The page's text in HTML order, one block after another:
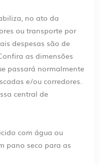
no ato da
ou transporte por
despesas são de
as dimensões
passará normalmente
e/ou corredores.
central de
com água ou
pano seco para as